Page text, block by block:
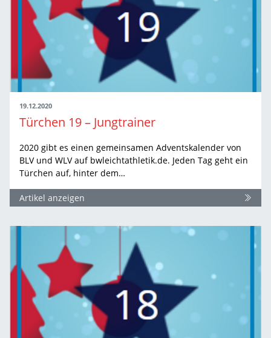
19.12.2020
Türchen 19 – Jungtrainer
2020 gibt es einen gemeinsamen Adventskalender von
BLV und WLV auf bwleichtathletik.de. Jeden Tag geht ein
Türchen auf, hinter dem…
Artikel anzeigen